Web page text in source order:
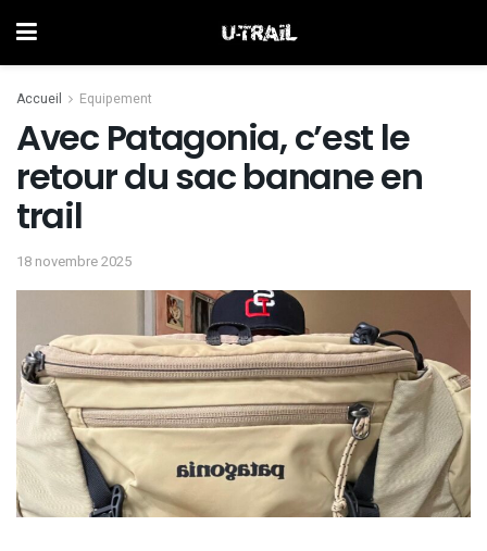
Accueil Equipement
Avec Patagonia, c’est le
retour du sac banane en
trail
18 novembre 2025